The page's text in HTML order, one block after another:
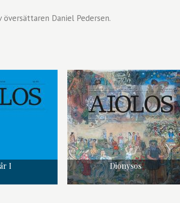
Daniel Pedersen.
I Dionysos